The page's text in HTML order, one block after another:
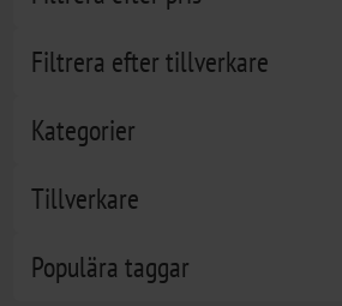
Filtrera efter tillverkare
Kategorier
Tillverkare
Populära taggar